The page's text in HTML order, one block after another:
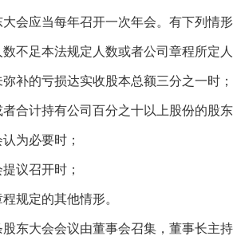
会应当每年召开一次年会。有下列情
不足本法规定人数或者公司章程所定
补的亏损达实收股本总额三分之一时；
合计持有公司百分之十以上股份的股
为必要时；
议召开时；
规定的其他情形。
东大会会议由董事会召集，董事长主